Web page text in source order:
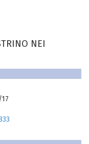
NEI